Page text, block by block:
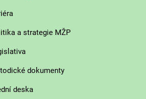
a strategie MŽP
dokumenty
deska